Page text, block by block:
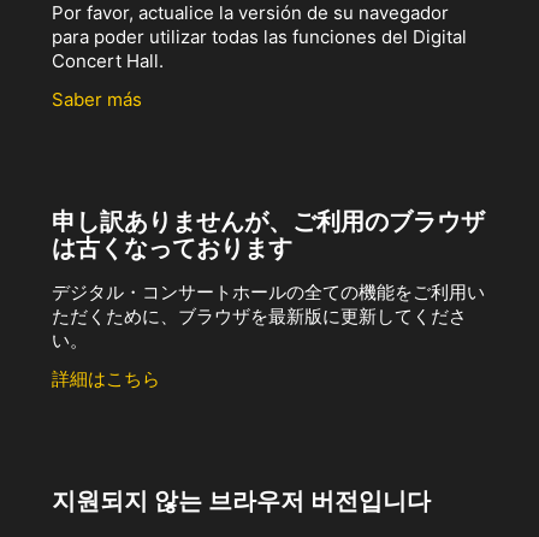
Por favor, actualice la versión de su navegador
para poder utilizar todas las funciones del Digital
Concert Hall.
Saber más
申し訳ありませんが、ご利用のブラウザ
は古くなっております
デジタル・コンサートホールの全ての機能をご利用い
ただくために、ブラウザを最新版に更新してくださ
い。
詳細はこちら
지원되지 않는 브라우저 버전입니다